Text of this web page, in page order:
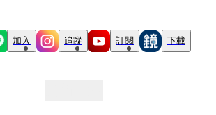
加入 追蹤 訂閱 下載